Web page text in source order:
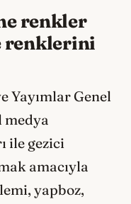
renkler
renklerini
Yayımlar Genel
medya
ile gezici
amacıyla
yapboz,